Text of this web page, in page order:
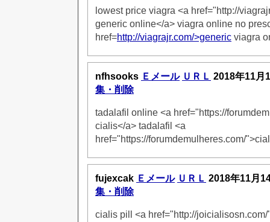
lowest price viagra <a href="http://
generic online</a> viagra online no
href=http://viagrajr.com/>generic viagra
nfhsooks Ｅメール ＵＲＬ 2018年11月
集・削除
tadalafil online <a href="https://
cialis</a> tadalafil <a
href="https://forumdemulheres.com/
fujexcak Ｅメール ＵＲＬ 2018年11月
集・削除
cialis pill <a href="http://